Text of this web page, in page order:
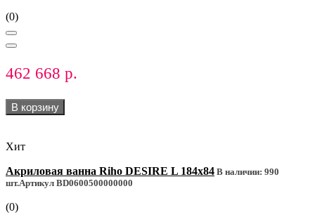
(0)
462 668 р.
В корзину
Хит
Акриловая ванна Riho DESIRE L 184x84 В наличии: 990
шт.Артикул BD0600500000000
(0)